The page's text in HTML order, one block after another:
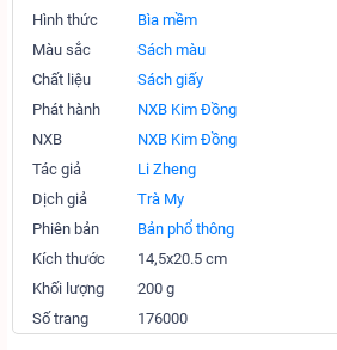
Hình thức
Bìa mềm
Màu sắc
Sách màu
Chất liệu
Sách giấy
Phát hành
NXB Kim Đồng
NXB
NXB Kim Đồng
Tác giả
Li Zheng
Dịch giả
Trà My
Phiên bản
Bản phổ thông
Kích thước
14,5x20.5 cm
Khối lượng
200 g
Số trang
176000